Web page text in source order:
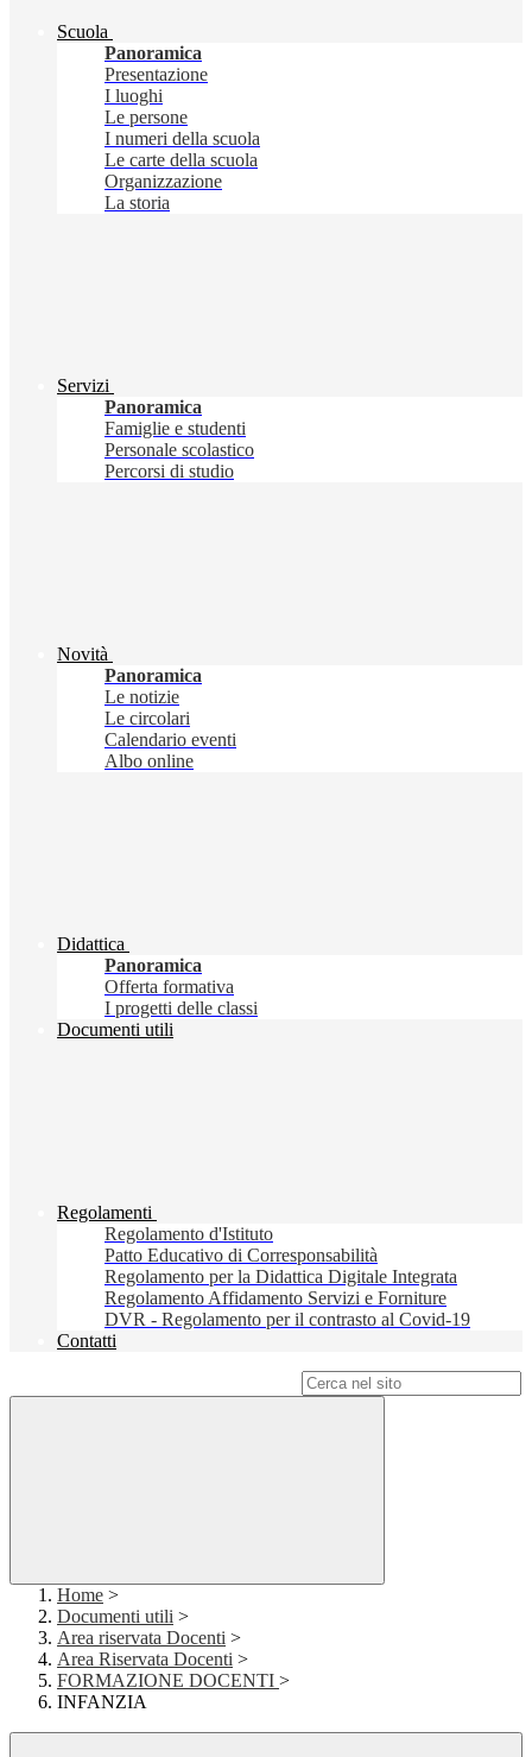
Scuola
Panoramica
Presentazione
I luoghi
Le persone
I numeri della scuola
Le carte della scuola
Organizzazione
La storia
Servizi
Panoramica
Famiglie e studenti
Personale scolastico
Percorsi di studio
Novità
Panoramica
Le notizie
Le circolari
Calendario eventi
Albo online
Didattica
Panoramica
Offerta formativa
I progetti delle classi
Documenti utili
Regolamenti
Regolamento d'Istituto
Patto Educativo di Corresponsabilità
Regolamento per la Didattica Digitale Integrata
Regolamento Affidamento Servizi e Forniture
DVR - Regolamento per il contrasto al Covid-19
Contatti
Home >
Documenti utili >
Area riservata Docenti >
Area Riservata Docenti >
FORMAZIONE DOCENTI >
INFANZIA